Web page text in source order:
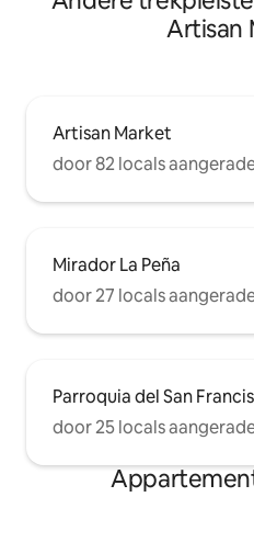
Artisan
Artisan Market
door 82 locals
Mirador La Peña
door 27 locals
Parroquia del San
door 25 locals